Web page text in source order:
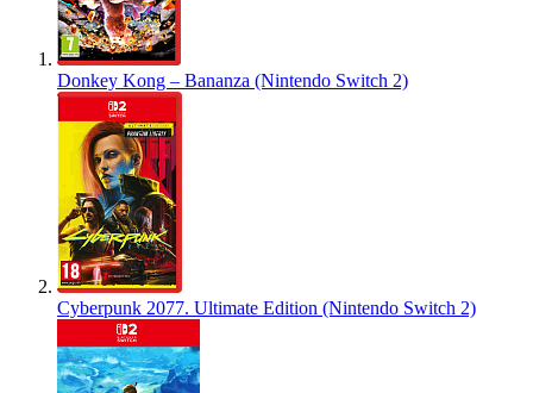
Donkey Kong – Bananza (Nintendo Switch 2)
Cyberpunk 2077. Ultimate Edition (Nintendo Switch 2)